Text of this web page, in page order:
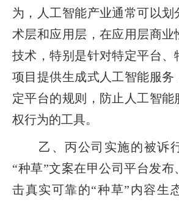
为，人工智能产业通常可以划
术层和应用层，在应用层商业
技术，特别是针对特定平台、
项目提供生成式人工智能服务
定平台的规则，防止人工智能
权行为的工具。
乙、丙公司实施的被诉
“种草”文案在甲公司平台发布
击真实可靠的“种草”内容生